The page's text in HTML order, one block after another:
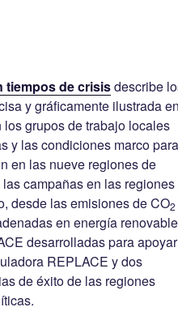
tiempos de crisisdescribe
y gráficamente ilustrada en
grupos de trabajo locales
y las condiciones marco para
en las nueve regiones de
campañas en las regiones
desde las emisiones de CO2
en energía
desarrolladas para
REPLACE y dos
de éxito de las regiones